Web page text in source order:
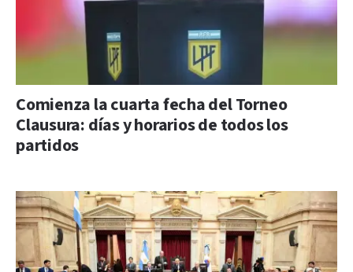
Comienza la cuarta fecha del Torneo
Clausura: días y horarios de todos los
partidos